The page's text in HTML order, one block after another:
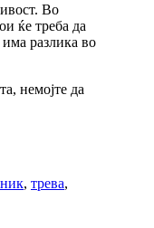
Во
ќе треба да
разлика во
немојте да
, трева,